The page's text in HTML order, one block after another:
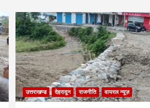
उत्तराखण्ड देहरादून राजनीति वायरल न्यूज़